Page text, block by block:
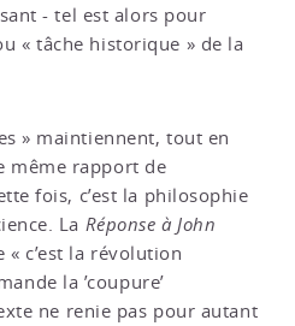
- tel est alors pour
« tâche historique » de la
» maintiennent, tout en
même rapport de
fois, c’est la philosophie
La Réponse à John
« c’est la révolution
la ’coupure’
ne renie pas pour autant